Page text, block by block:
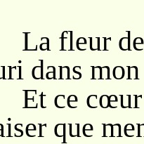
des
dans
cœur
que